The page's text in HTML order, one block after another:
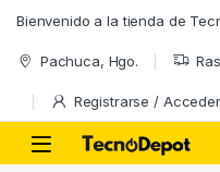
Bienvenido a la tienda de
Pachuca, Hgo.
Registrarse / Acceder